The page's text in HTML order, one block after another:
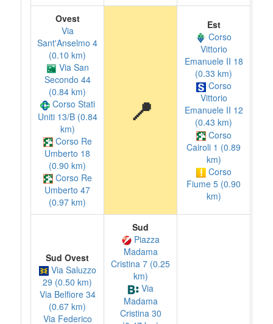
Ovest
Via
Sant'Anselmo 4
(0.10 km)
Via San
Secondo 44
(0.84 km)
Corso Stati
Uniti 13/B (0.84
km)
Corso Re
Umberto 18
(0.90 km)
Corso Re
Umberto 47
(0.97 km)
📍
Est
Corso
Vittorio
Emanuele II 18
(0.33 km)
Corso
Vittorio
Emanuele II 12
(0.43 km)
Corso
Cairoli 1 (0.89
km)
Corso
Fiume 5 (0.90
km)
Sud Ovest
Via Saluzzo
29 (0.50 km)
Via Belfiore 34
(0.67 km)
Via Federico
Sud
Piazza
Madama
Cristina 7 (0.25
km)
Via
Madama
Cristina 30